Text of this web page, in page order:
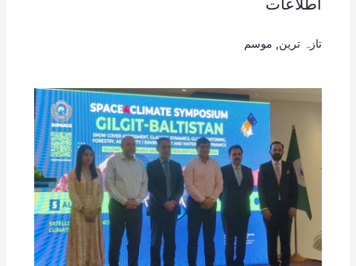
تازہ ترین موسم